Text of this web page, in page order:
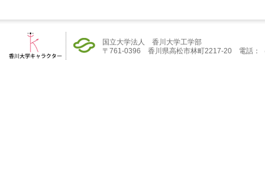
国立大学法人 香川大学工学部
〒761-0396 香川県高松市林町2217-20 電話：